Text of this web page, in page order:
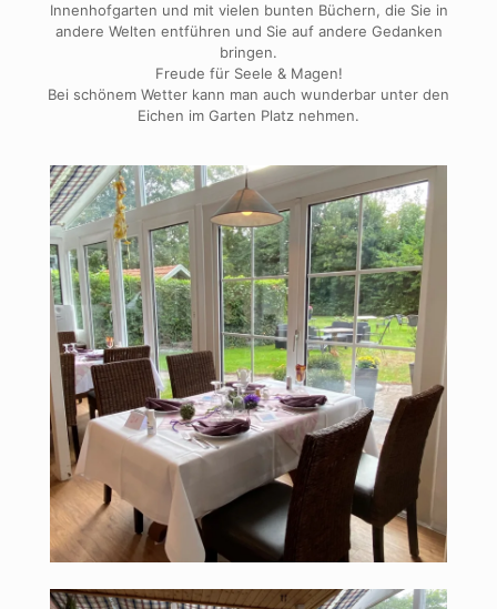
Innenhofgarten und mit vielen bunten Büchern, die Sie in
andere Welten entführen und Sie auf andere Gedanken
bringen.
Freude für Seele & Magen!
Bei schönem Wetter kann man auch wunderbar unter den
Eichen im Garten Platz nehmen.